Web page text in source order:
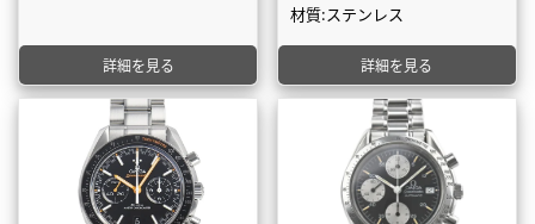
詳細を見る
材質:ステンレス
詳細を見る